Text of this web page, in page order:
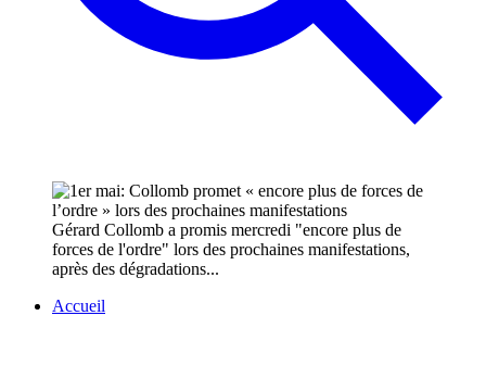
Gérard Collomb a promis mercredi "encore plus de
forces de l'ordre" lors des prochaines manifestations,
après des dégradations...
Accueil